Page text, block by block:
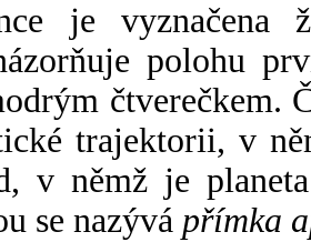
je vyznačena
polohu
čtverečkem.
trajektorii, v
v němž je
se nazývá přímka